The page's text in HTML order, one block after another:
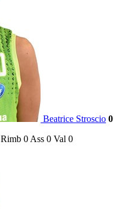
Beatrice Stroscio 0
Rimb 0 Ass 0 Val 0